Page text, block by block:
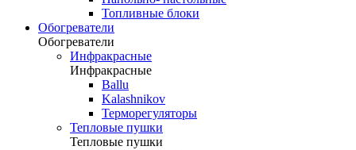
Топливные блоки
Обогреватели
Обогреватели
Инфракрасные
Инфракрасные
Ballu
Kalashnikov
Терморегуляторы
Тепловые пушки
Тепловые пушки